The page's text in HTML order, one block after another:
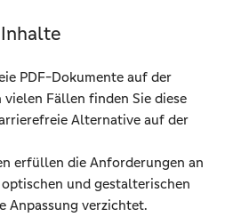
PDF-Dokumente auf der
vielen Fällen finden Sie diese
Alternative auf der
erfüllen die Anforderungen an
und gestalterischen
Anpassung verzichtet.